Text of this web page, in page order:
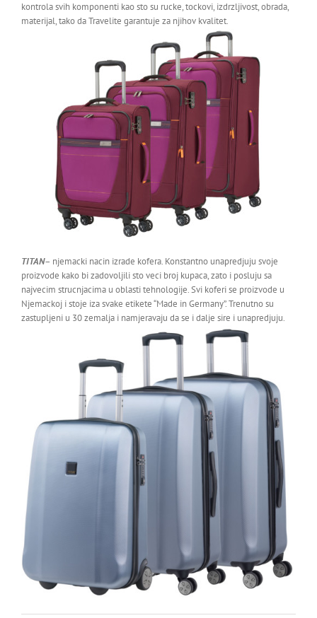
kontrola svih komponenti kao sto su rucke, tockovi, izdrzljivost, obrada,
materijal, tako da Travelite garantuje za njihov kvalitet.
TITAN– njemacki nacin izrade kofera. Konstantno unapredjuju svoje
proizvode kako bi zadovoljili sto veci broj kupaca, zato i posluju sa
najvecim strucnjacima u oblasti tehnologije. Svi koferi se proizvode u
Njemackoj i stoje iza svake etikete “Made in Germany”. Trenutno su
zastupljeni u 30 zemalja i namjeravaju da se i dalje sire i unapredjuju.